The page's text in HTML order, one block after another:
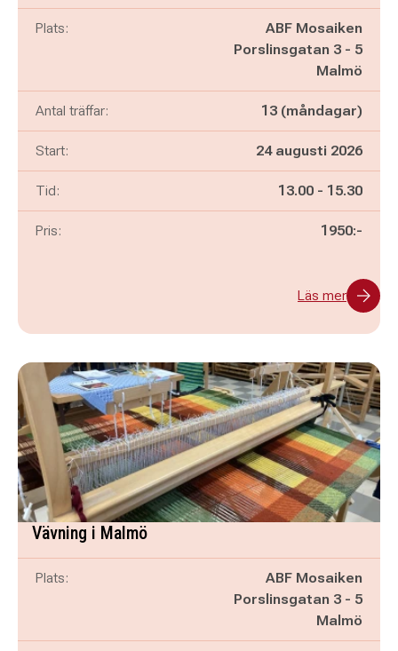
Plats:
ABF Mosaiken
Porslinsgatan 3 - 5
Malmö
Antal träffar: 13 (måndagar)
Start: 24 augusti 2026
Tid: Pågår mellan
13.00 - och
15.30
Pris: 1950:-
Läs mer
Vävning i Malmö
Plats:
ABF Mosaiken
Porslinsgatan 3 - 5
Malmö